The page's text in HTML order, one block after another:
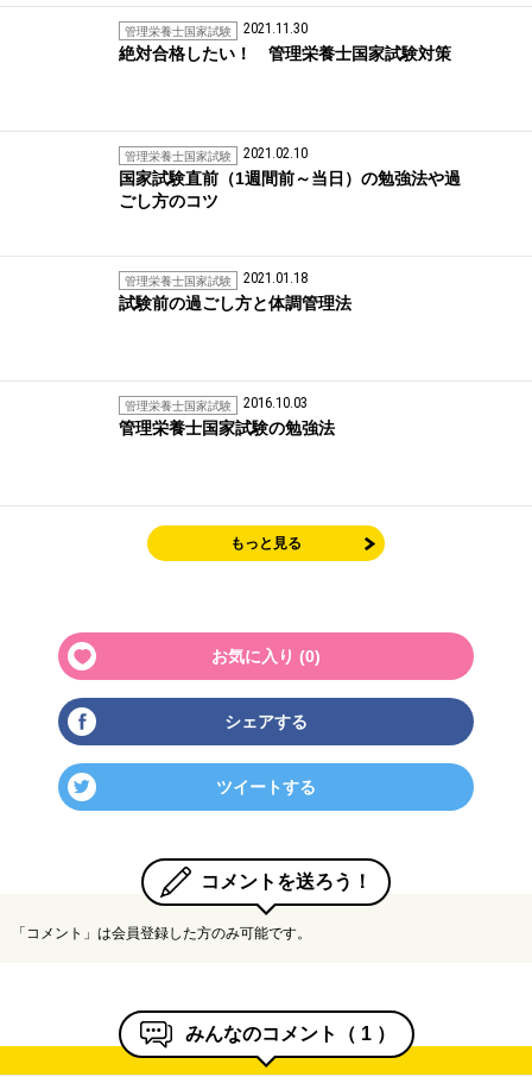
管理栄養士国家試験 2021.11.30
絶対合格したい！ 管理栄養士国家試験対策
管理栄養士国家試験 2021.02.10
国家試験直前（1週間前～当日）の勉強法や過
ごし方のコツ
管理栄養士国家試験 2021.01.18
試験前の過ごし方と体調管理法
管理栄養士国家試験 2016.10.03
管理栄養士国家試験の勉強法
もっと見る
お気に入り (0)
シェアする
ツイートする
コメントを送ろう！
「コメント」は会員登録した方のみ可能です。
みんなのコメント（ 1 ）